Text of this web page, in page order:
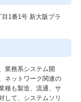
1番1号 新大阪プラ
業務系システム開
ネットワーク関連の
種も製造、流通、サ
して、システムソリ